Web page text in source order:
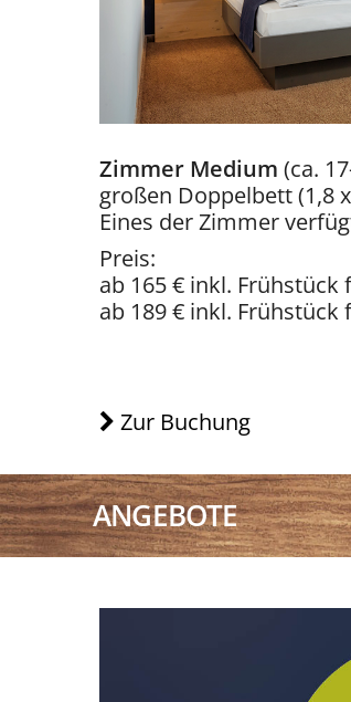
Zimmer Medium (ca.
großen Doppelbett (1,8
Eines der Zimmer
Preis:
ab 165 € inkl. Frühstück
ab 189 € inkl. Frühstück
Zur Buchung
ANGEBOTE